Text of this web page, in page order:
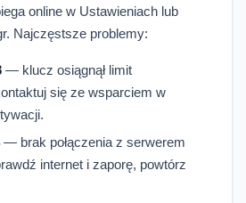
online w Ustawieniach lub
Najczęstsze problemy:
— klucz osiągnął limit
się ze wsparciem w
— brak połączenia z serwerem
internet i zaporę, powtórz